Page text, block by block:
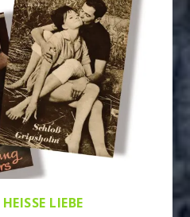
LIEBE